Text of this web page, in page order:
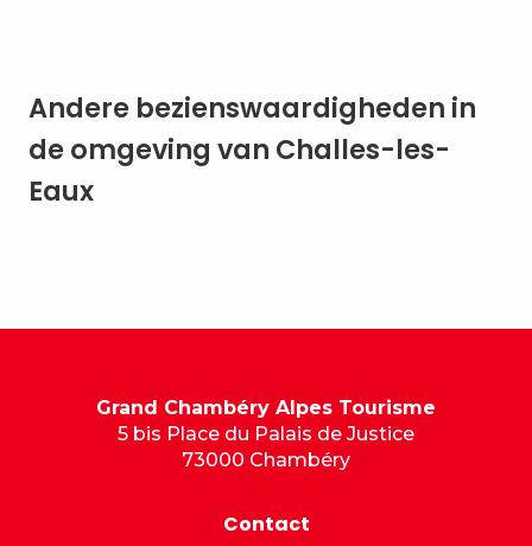
Andere bezienswaardigheden in
de omgeving van Challes-les-
Eaux
10 goede redenen om langs te
komen
Grand Chambéry Alpes Tourisme
5 bis Place du Palais de Justice
73000 Chambéry
Contact